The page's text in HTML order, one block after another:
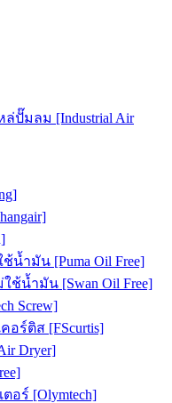
ปั๊มลม [Industrial Air
ำมัน [Puma Oil Free]
น้ำมัน [Swan Oil Free]
Screw]
อร์ติส [FScurtis]
Dryer]
อร์ [Olymtech]